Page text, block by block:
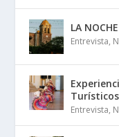
LA
Entrevista,
Entrevista,